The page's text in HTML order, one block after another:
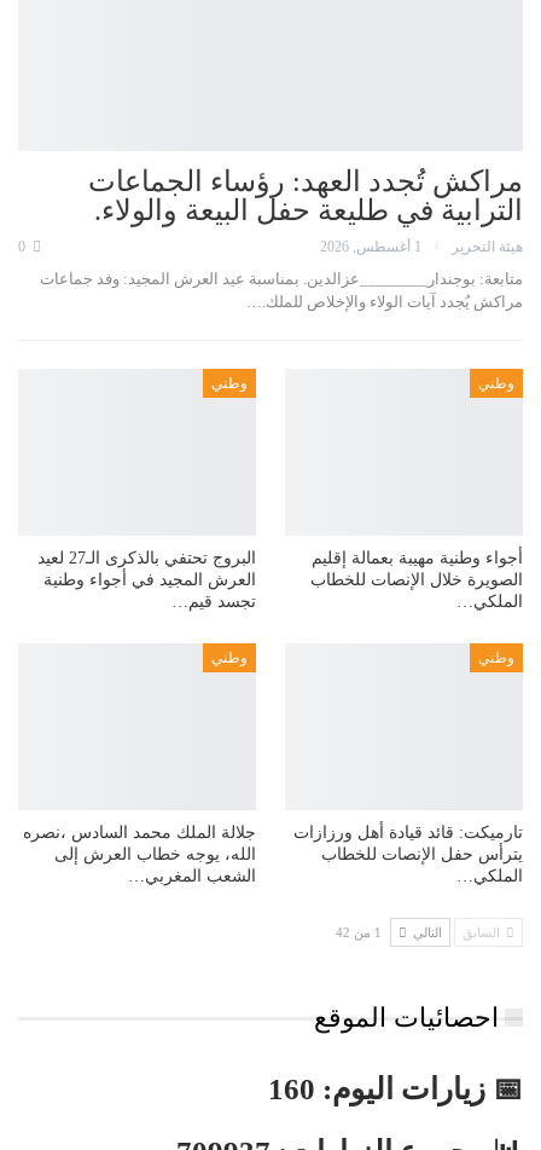
مراكش تُجدد العهد: رؤساء الجماعات
الترابية في طليعة حفل البيعة والولاء.
هيئة التحرير 1 أغسطس, 2026
متابعة: بوجندار________عزالدين. بمناسبة عيد العرش المجيد: وفد جماعات
مراكش يُجدد آيات الولاء والإخلاص للملك.…
وطني
أجواء وطنية مهيبة بعمالة إقليم
الصويرة خلال الإنصات للخطاب
الملكي…
وطني
البروج تحتفي بالذكرى الـ27 لعيد
العرش المجيد في أجواء وطنية
تجسد قيم…
وطني
تارميكت: قائد قيادة أهل ورزازات
يترأس حفل الإنصات للخطاب
الملكي…
وطني
جلالة الملك محمد السادس ،نصره
الله، يوجه خطاب العرش إلى
الشعب المغربي…
السابق التالي 1 من 42
احصائيات الموقع
📅 زيارات اليوم: 160